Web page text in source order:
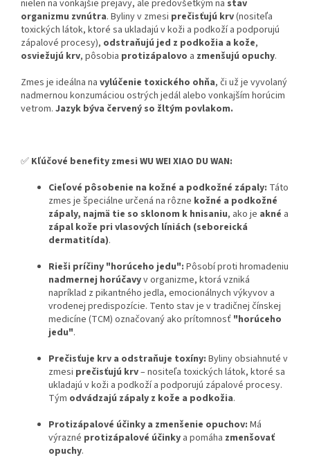
nielen na vonkajšie prejavy, ale predovšetkým na stav
organizmu zvnútra. Byliny v zmesi prečisťujú krv(nositeľa
toxických látok, ktoré sa ukladajú v koži a podkoží a podporujú
zápalové procesy), odstraňujú jed z podkožia a kože,
osviežujú krv, pôsobia protizápalovo a zmenšujú opuchy.
Zmes je ideálna na vylúčenie toxického ohňa, či už je vyvolaný
nadmernou konzumáciou ostrých jedál alebo vonkajším horúcim
vetrom. Jazyk býva červený so žltým povlakom.
✅ Kľúčové benefity zmesi WU WEI XIAO DU WAN:
Cieľové pôsobenie na kožné a podkožné zápaly: Táto
zmes je špeciálne určená na rôzne kožné a podkožné
zápaly, najmä tie so sklonom k hnisaniu, ako je akné a
zápal kože pri vlasových líniách (seboreická
dermatitída).
Rieši príčiny "horúceho jedu": Pôsobí proti hromadeniu
nadmernej horúčavyv organizme, ktorá vzniká
napríklad z pikantného jedla, emocionálnych výkyvov a
vrodenej predispozície. Tento stav je v tradičnej čínskej
medicíne (TCM) označovaný ako prítomnosť "horúceho
jedu".
Prečisťuje krv a odstraňuje toxíny: Byliny obsiahnuté v
zmesi prečisťujú krv– nositeľa toxických látok, ktoré sa
ukladajú v koži a podkoží a podporujú zápalové procesy.
Tým odvádzajú zápaly z kože a podkožia.
Protizápalové účinky a zmenšenie opuchov: Má
výrazné protizápalové účinky a pomáha zmenšovať
opuchy.